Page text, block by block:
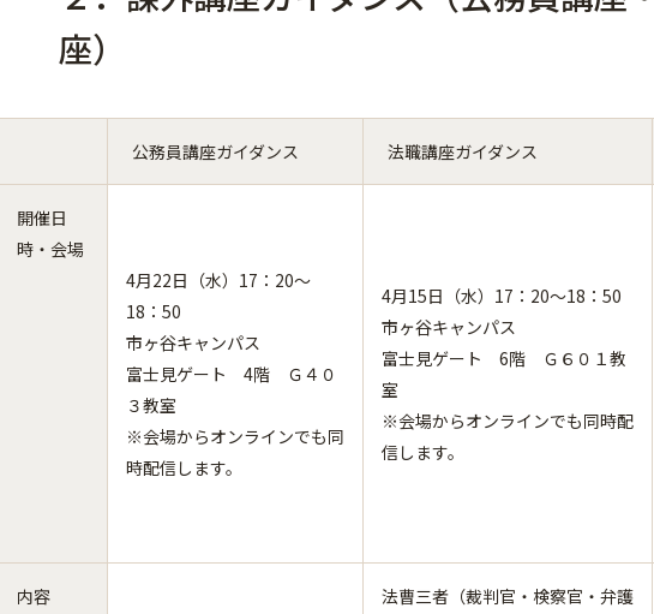
座）
公務員講座ガイダンス 法職講座ガイダンス
開催日
時・会場
4月22日（水）17：20～
18：50
市ヶ谷キャンパス
富士見ゲート 4階 Ｇ４０
３教室
※会場からオンラインでも同
時配信します。
4月15日（水）17：20～18：50
市ヶ谷キャンパス
富士見ゲート 6階 Ｇ６０１教
室
※会場からオンラインでも同時配
信します。
内容
法曹三者（裁判官・検察官・弁護